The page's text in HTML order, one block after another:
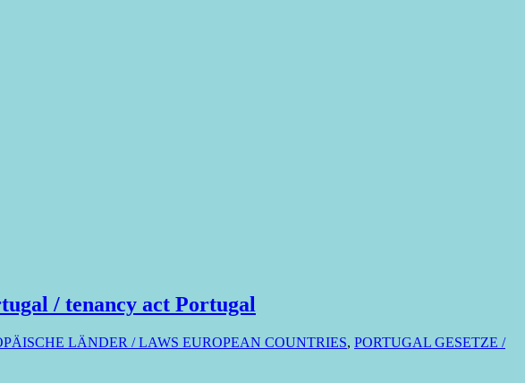
/ tenancy act Portugal
LÄNDER / LAWS EUROPEAN COUNTRIES, PORTUGAL GESETZE /